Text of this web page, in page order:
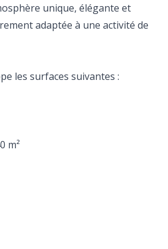
unique, élégante et
adaptée à une activité de
les surfaces suivantes :
m²